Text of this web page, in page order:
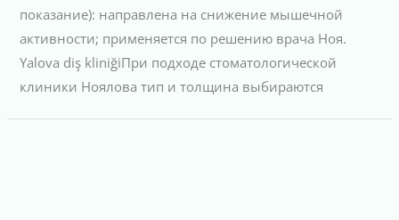
показание): направлена на снижение мышечной
активности; применяется по решению врача Ноя.
Yalova diş kliniğiПри подходе стоматологической
клиники Ноялова тип и толщина выбираются